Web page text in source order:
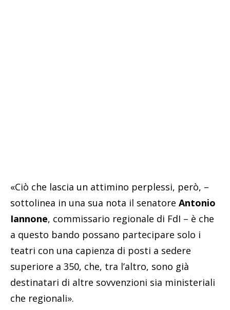
«Ciò che lascia un attimino perplessi, però, –
sottolinea in una sua nota il senatore Antonio
Iannone, commissario regionale di FdI – è che
a questo bando possano partecipare solo i
teatri con una capienza di posti a sedere
superiore a 350, che, tra l’altro, sono già
destinatari di altre sovvenzioni sia ministeriali
che regionali».